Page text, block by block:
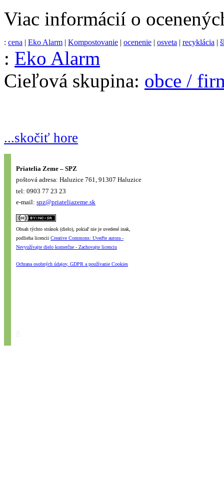
Viac informácií o
: cena | Eko Alarm | Kompostovanie | ocenenie | osveta | recyklácia |
: Eko Alarm
Cieľová skupina: obce /
...skočiť hore
Priatelia Zeme – SPZ
poštová adresa: Haluzice 761, 91307 Haluzice
tel: 0903 77 23 23
e-mail: spz@priateliazeme.sk
Obsah týchto stránok (dielo), pokiaľ nie je uvedené inak,
podlieha licencii Creative Commons: Uveďte autora -
Nevyužívajte dielo komerčne - Zachovajte licenciu
Ochrana osobných údajov, GDPR a používanie Cookies